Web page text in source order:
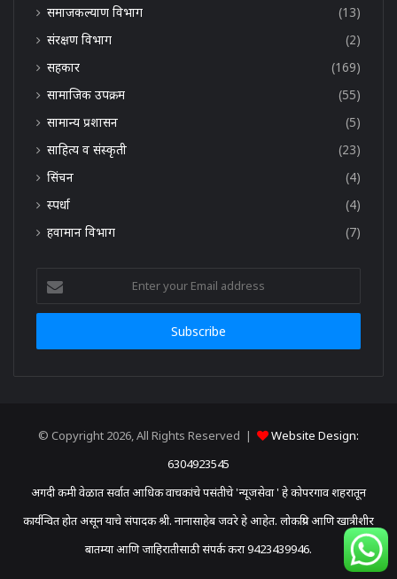
समाजकल्याण विभाग
(13)
संरक्षण विभाग
(2)
सहकार
(169)
सामाजिक उपक्रम
(55)
सामान्य प्रशासन
(5)
साहित्य व संस्कृती
(23)
सिंचन
(4)
स्पर्धा
(4)
हवामान विभाग
(7)
your
Email
© Copyright 2026, All Rights Reserved |
Website Design:
6304923545
अगदी कमी वेळात सर्वात आधिक वाचकांचे पसंतीचे 'न्यूजसेवा ' हे कोपरगाव शहरातून
कार्यन्वित होत असून याचे संपादक श्री. नानासाहेब जवरे हे आहेत. लोकप्रिय आणि खात्रीशीर
बातम्या आणि जाहिरातीसाठी संपर्क करा 9423439946.